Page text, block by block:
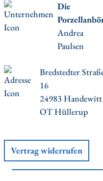
Die
Andrea
Paulsen
Bredstedter
16
24983
OT Hüllerup
Vertrag widerrufen